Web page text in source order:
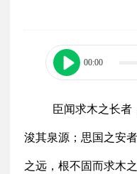
00:00
臣闻求木之长
浚其泉源；思国之安
之远，根不固而求木